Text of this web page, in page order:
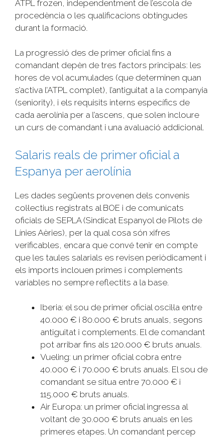
ATPL frozen, independentment de l’escola de
procedència o les qualificacions obtingudes
durant la formació.
La progressió des de primer oficial fins a
comandant depèn de tres factors principals: les
hores de vol acumulades (que determinen quan
s’activa l’ATPL complet), l’antiguitat a la companyia
(seniority), i els requisits interns específics de
cada aerolínia per a l’ascens, que solen incloure
un curs de comandant i una avaluació addicional.
Salaris reals de primer oficial a
Espanya per aerolínia
Les dades següents provenen dels convenis
col·lectius registrats al BOE i de comunicats
oficials de SEPLA (Sindicat Espanyol de Pilots de
Línies Aèries), per la qual cosa són xifres
verificables, encara que convé tenir en compte
que les taules salarials es revisen periòdicament i
els imports inclouen primes i complements
variables no sempre reflectits a la base.
Iberia: el sou de primer oficial oscil·la entre
40.000 € i 80.000 € bruts anuals, segons
antiguitat i complements. El de comandant
pot arribar fins als 120.000 € bruts anuals.
Vueling: un primer oficial cobra entre
40.000 € i 70.000 € bruts anuals. El sou de
comandant se situa entre 70.000 € i
115.000 € bruts anuals.
Air Europa: un primer oficial ingressa al
voltant de 30.000 € bruts anuals en les
primeres etapes. Un comandant percep